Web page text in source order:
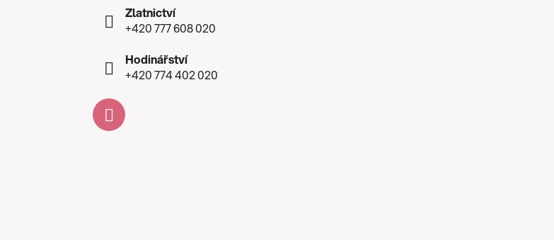
Zlatnictví
+420 777 608 020
Hodinářství
+420 774 402 020